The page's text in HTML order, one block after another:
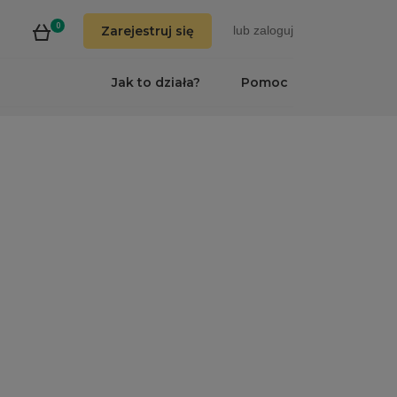
0 Zarejestruj się lub zaloguj
Pomoc
Jak to działa?